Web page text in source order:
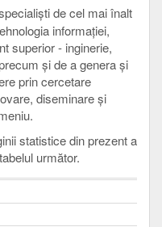
de cel mai înalt
informaţiei,
superior - inginerie,
şi de a genera şi
prin cercetare
diseminare şi
statistice din prezent a
următor.